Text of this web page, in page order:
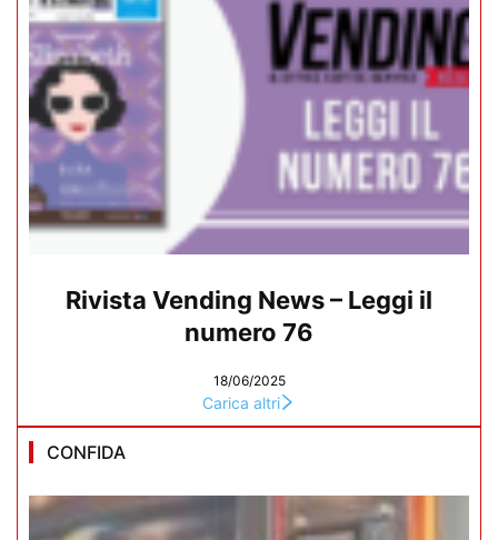
Rivista Vending News – Leggi il
numero 76
18/06/2025
Carica altri
CONFIDA